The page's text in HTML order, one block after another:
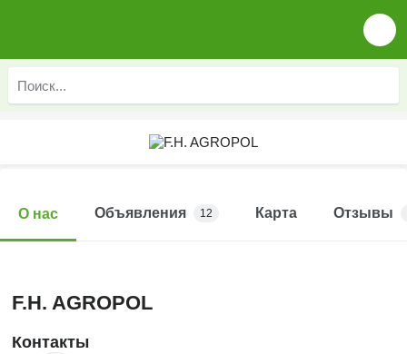
О нас Объявления 12 Карта Отзывы
F.H. AGROPOL
Контакты